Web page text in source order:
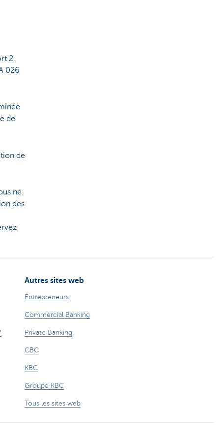
2,
026
de
de
ne
des
Autres sites web
Entrepreneurs
Commercial Banking
Private Banking
CBC
KBC
Groupe KBC
Tous les sites web